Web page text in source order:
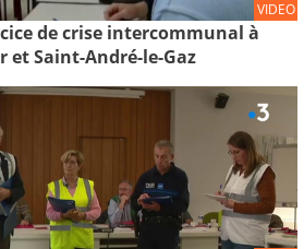
VIDEO
de crise intercommunal à
et Saint-André-le-Gaz